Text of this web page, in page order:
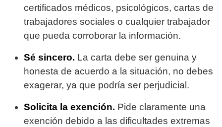
certificados médicos, psicológicos, cartas de
trabajadores sociales o cualquier trabajador
que pueda corroborar la información.
Sé sincero. La carta debe ser genuina y
honesta de acuerdo a la situación, no debes
exagerar, ya que podría ser perjudicial.
Solicita la exención. Pide claramente una
exención debido a las dificultades extremas